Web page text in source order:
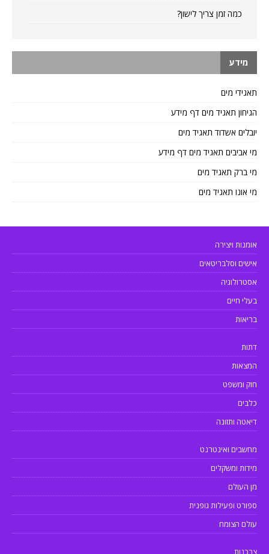
כמה זמן צריך לישון?
מידע
תאגידי מים
הגיחון תאגיד מים דף מידע
יובלים אשדוד תאגיד מים
מי אביבים תאגיד מים דף מידע
מי ברק תאגיד מים
מי אונו תאגיד מים
אומנות ויצירה
אישים וסלבריטאים
אסטרולוגיה
בעלי חיים
בריאות
דתות
המצאות
חוק ומשפט
כלבים
דיאטה ותזונה
מחשבים ואינטרנט
מידות ומשקלים
מן העולם
ספורט ופעילות גופנית
עולם הצומח
צרכנות